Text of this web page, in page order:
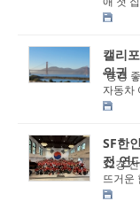
기…캘리
캘리
위권
“풍경
자동차
거...
SF한
전 연
32강
뜨거운
F 한인